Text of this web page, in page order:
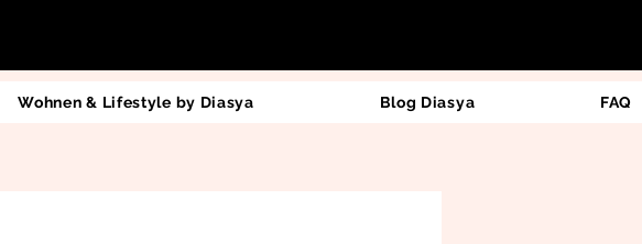
Wohnen & Lifestyle by Diasya Blog Diasya FAQ